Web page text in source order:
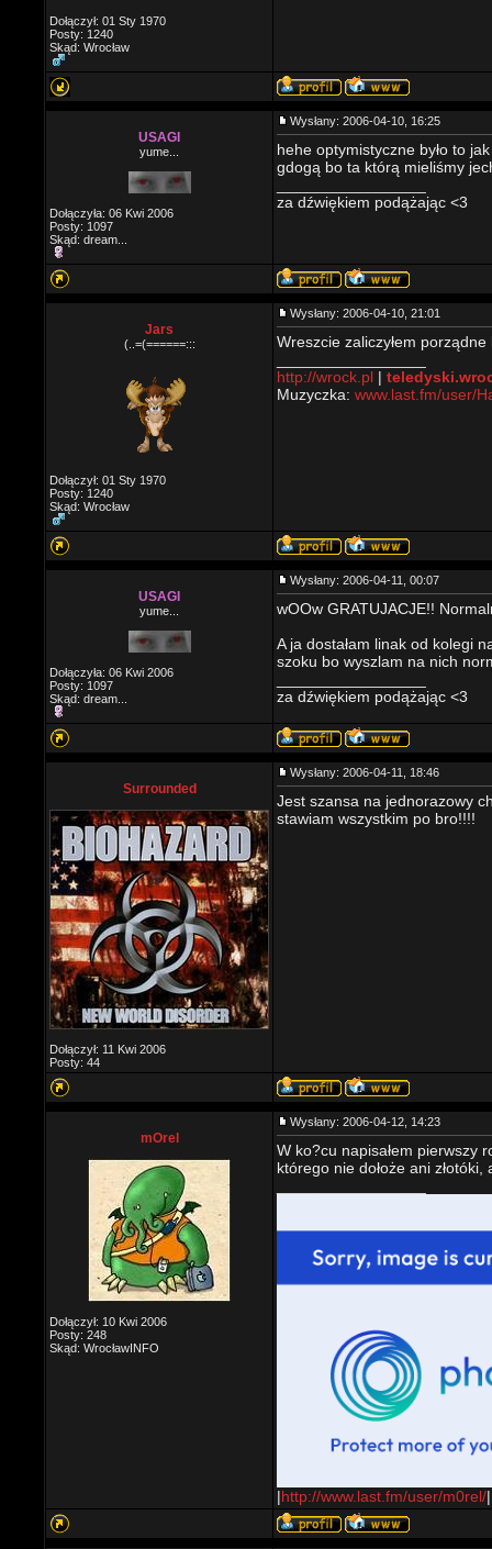
Dołączył: 01 Sty 1970
Posty: 1240
Skąd: Wrocław
USAGI
yume...
Dołączyła: 06 Kwi 2006
Posty: 1097
Skąd: dream...
Wysłany: 2006-04-10, 16:25
hehe optymistyczne było to
gdogą bo ta którą mieliśmy
za dźwiękiem podążając <3
Jars
(..=(======:::
Dołączył: 01 Sty 1970
Posty: 1240
Skąd: Wrocław
Wysłany: 2006-04-10, 21:01
Wreszcie zaliczyłem
http://wrock.pl |
Muzyczka: www.last.fm/user/
USAGI
yume...
Dołączyła: 06 Kwi 2006
Posty: 1097
Skąd: dream...
Wysłany: 2006-04-11, 00:07
wOOw GRATUJACJE!!
A ja dostałam linak od kolegi
szoku bo wyszlam na nich
za dźwiękiem podążając <3
Surrounded
Dołączył: 11 Kwi 2006
Posty: 44
Wysłany: 2006-04-11, 18:46
Jest szansa na jednorazowy
stawiam wszystkim po bro!!!!
mOrel
Dołączył: 10 Kwi 2006
Posty: 248
Skąd: WrocławINFO
Wysłany: 2006-04-12, 14:23
W ko?cu napisałem pierwszy
którego nie dołoże ani
|http://www.last.fm/user/m0rel/|